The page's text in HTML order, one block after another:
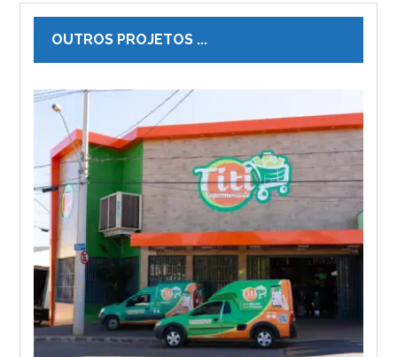
OUTROS PROJETOS ...